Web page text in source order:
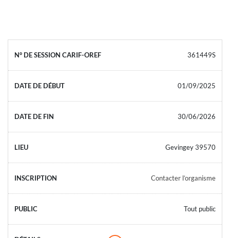
361449S
01/09/2025
30/06/2026
Gevingey 39570
Contacter l’organisme
Tout public